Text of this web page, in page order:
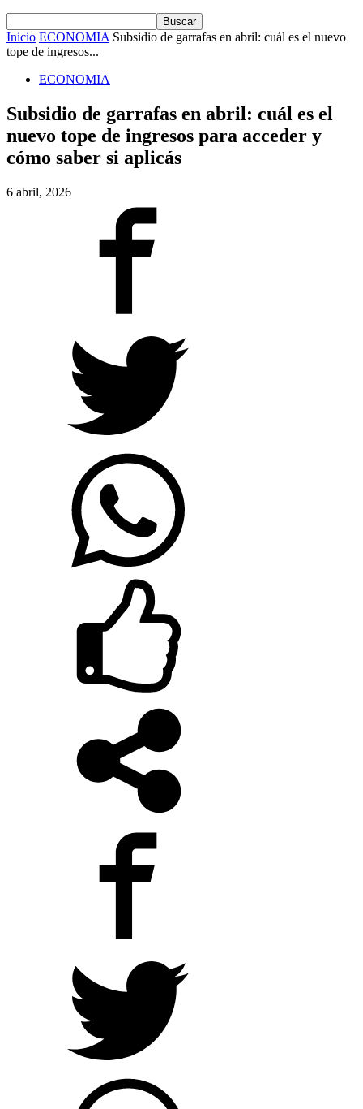
Inicio ECONOMIA Subsidio de garrafas en abril: cuál es el nuevo
tope de ingresos...
ECONOMIA
Subsidio de garrafas en abril: cuál es el
nuevo tope de ingresos para acceder y
cómo saber si aplicás
6 abril, 2026